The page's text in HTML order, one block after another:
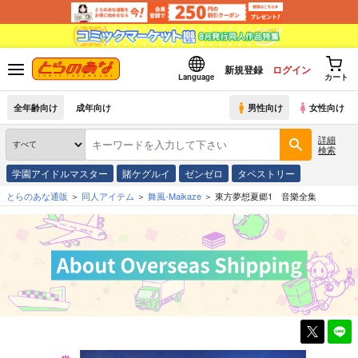
Language
新規登録 ログイン
カート
全年齢向け 成年向け 男性向け 女性向け
詳細
検索
学園アイドルマスター 賭ケグルイ ゼンゼロ タペストリー
とらのあな通販 同人アイテム 舞風-Maikaze 東方夢想夏郷1 音樂全集